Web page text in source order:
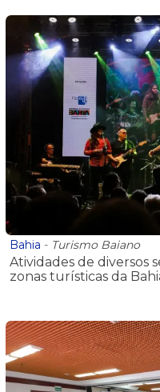
Bahia - Turismo Baiano
Atividades de diversos
zonas turísticas da